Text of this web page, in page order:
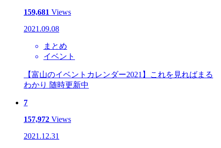
159,681 Views
2021.09.08
まとめ
イベント
【富山のイベントカレンダー2021】これを見ればまる
わかり 随時更新中
7
157,972 Views
2021.12.31